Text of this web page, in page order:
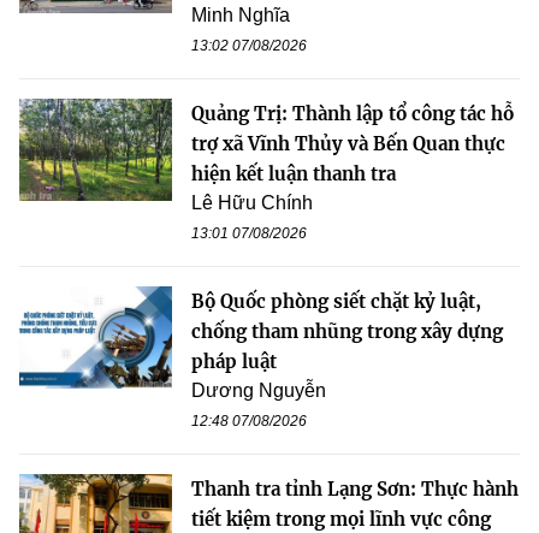
Minh Nghĩa
13:02 07/08/2026
Quảng Trị: Thành lập tổ công tác hỗ
trợ xã Vĩnh Thủy và Bến Quan thực
hiện kết luận thanh tra
Lê Hữu Chính
13:01 07/08/2026
Bộ Quốc phòng siết chặt kỷ luật,
chống tham nhũng trong xây dựng
pháp luật
Dương Nguyễn
12:48 07/08/2026
Thanh tra tỉnh Lạng Sơn: Thực hành
tiết kiệm trong mọi lĩnh vực công